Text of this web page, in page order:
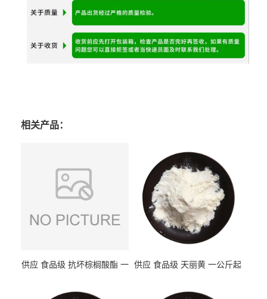
相关产品：
供应 食品级 抗坏棕榈酸酯 一
供应 食品级 天丽黄 一公斤起